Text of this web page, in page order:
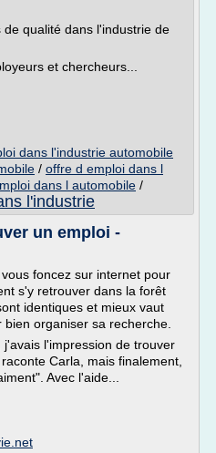
qualité dans l'industrie de
et chercheurs...
dans l'industrie automobile
/ offre d emploi dans l
dans l automobile /
l'industrie
un emploi -
foncez sur internet pour
s'y retrouver dans la forêt
identiques et mieux vaut
organiser sa recherche.
l'impression de trouver
Carla, mais finalement,
Avec l'aide...